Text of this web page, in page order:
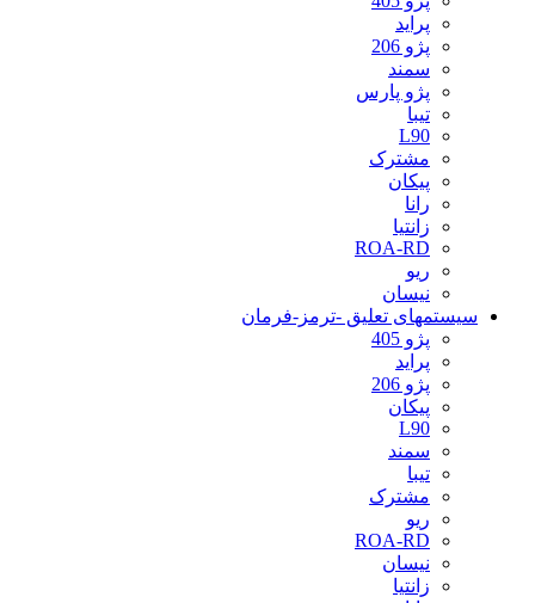
پراید
پژو 206
سمند
پژو پارس
تیبا
L90
مشترک
پیکان
رانا
زانتیا
ROA-RD
ریو
نیسان
سیستمهای تعلیق -ترمز-فرمان
پژو 405
پراید
پژو 206
پیکان
L90
سمند
تیبا
مشترک
ریو
ROA-RD
نیسان
زانتیا